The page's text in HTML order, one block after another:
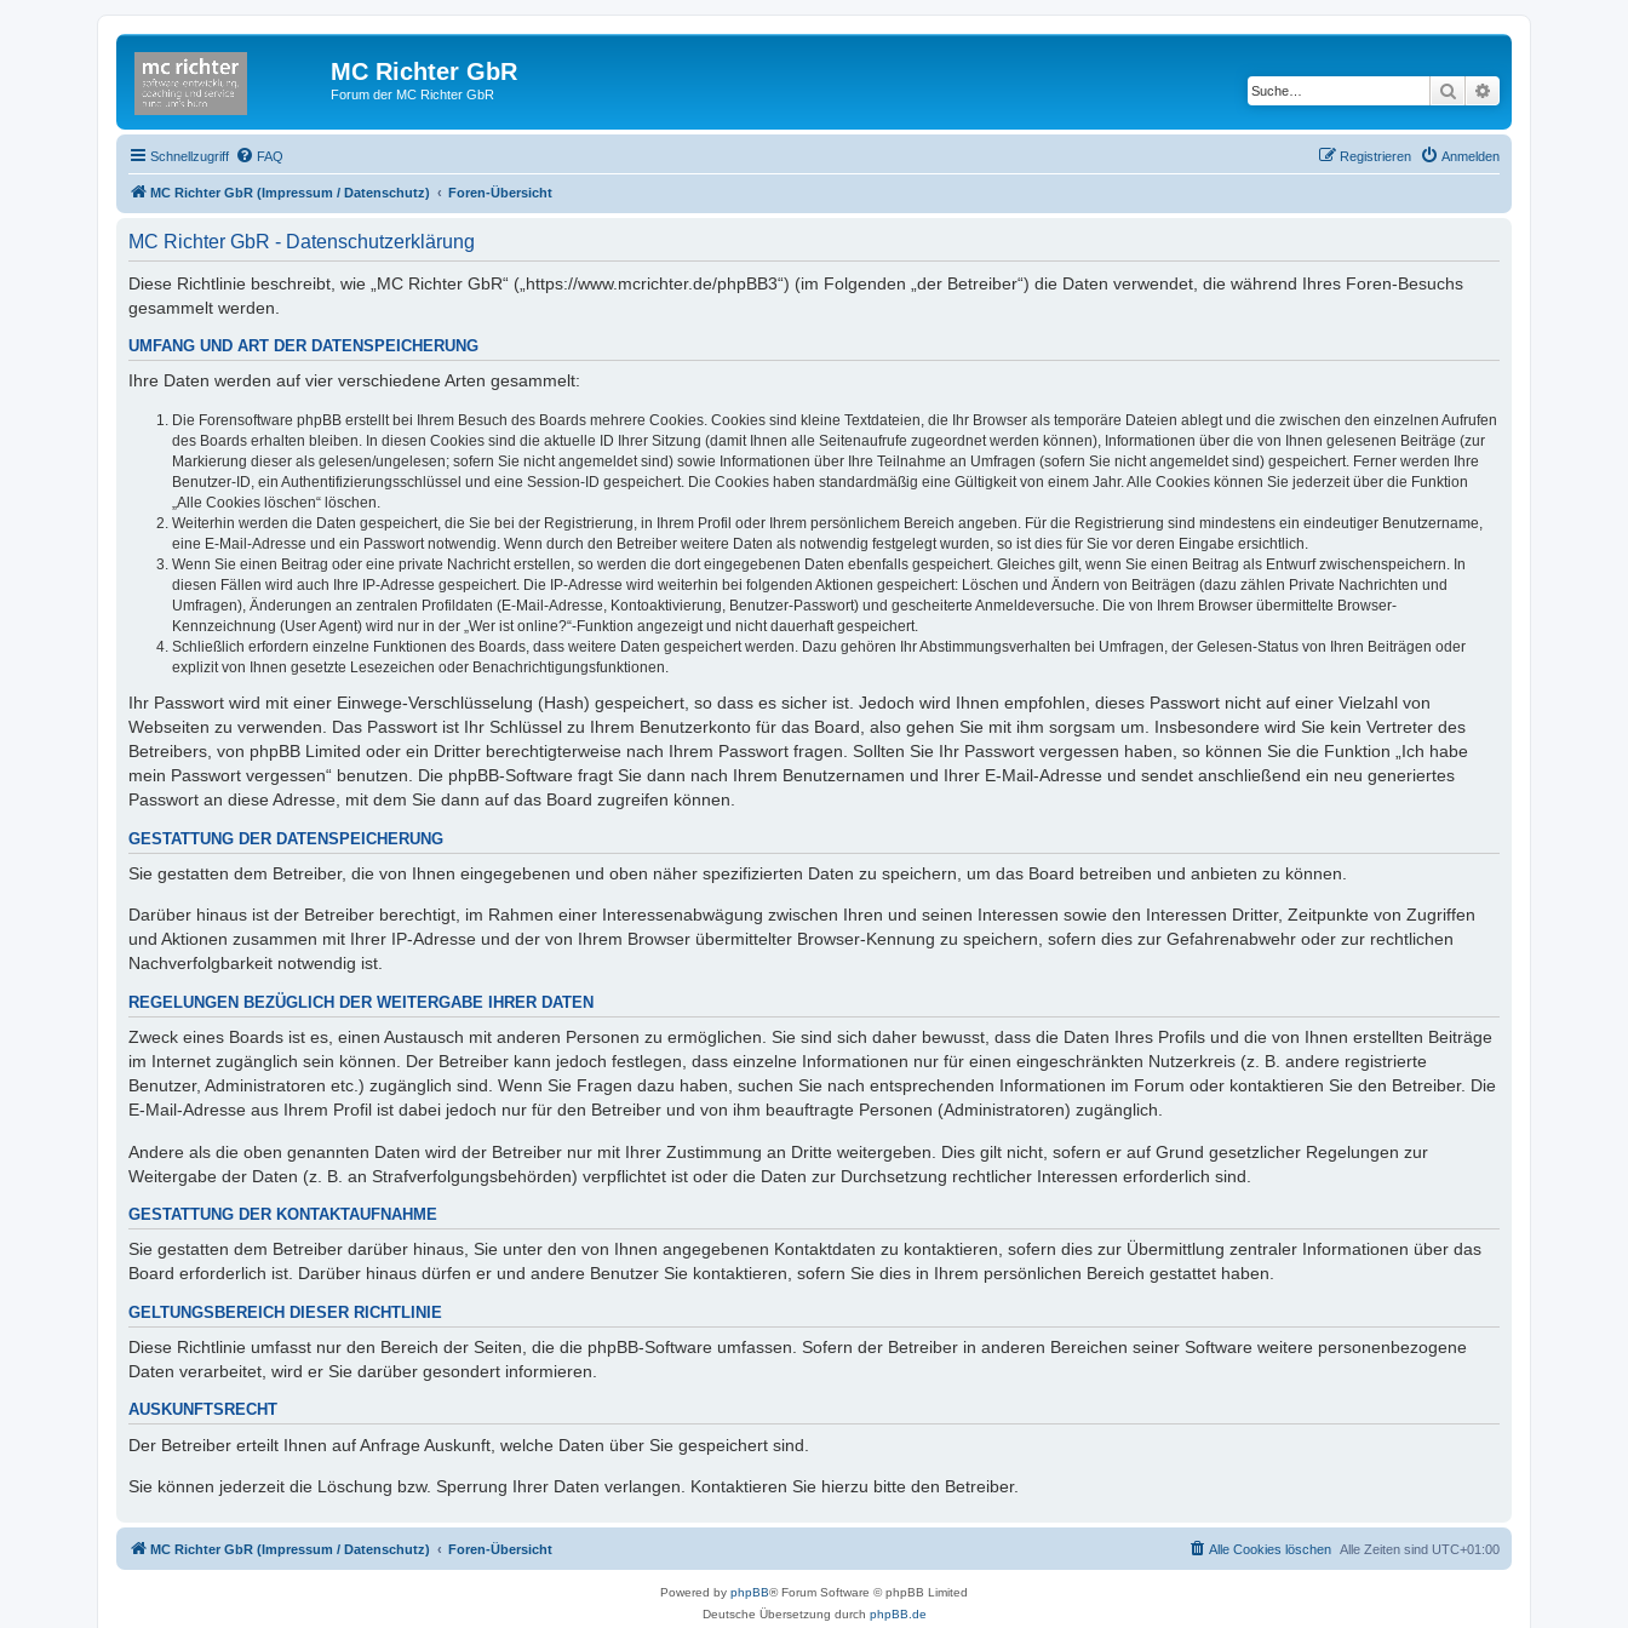
MC Richter GbR
Forum der MC Richter GbR Suche
Schnellzugriff FAQ Anmelden
Registrieren
MC Richter GbR (Impressum / Datenschutz) Foren-Übersicht
MC Richter GbR - Datenschutzerklärung
Diese Richtlinie beschreibt, wie „MC Richter GbR“ („https://www.mcrichter.de/phpBB3“) (im Folgenden „der Betreiber“) die Daten verwendet, die während Ihres Foren-Besuchs
gesammelt werden.
UMFANG UND ART DER DATENSPEICHERUNG
Ihre Daten werden auf vier verschiedene Arten gesammelt:
Die Forensoftware phpBB erstellt bei Ihrem Besuch des Boards mehrere Cookies. Cookies sind kleine Textdateien, die Ihr Browser als temporäre Dateien ablegt und die zwischen den einzelnen Aufrufen
des Boards erhalten bleiben. In diesen Cookies sind die aktuelle ID Ihrer Sitzung (damit Ihnen alle Seitenaufrufe zugeordnet werden können), Informationen über die von Ihnen gelesenen Beiträge (zur
Markierung dieser als gelesen/ungelesen; sofern Sie nicht angemeldet sind) sowie Informationen über Ihre Teilnahme an Umfragen (sofern Sie nicht angemeldet sind) gespeichert. Ferner werden Ihre
Benutzer-ID, ein Authentifizierungsschlüssel und eine Session-ID gespeichert. Die Cookies haben standardmäßig eine Gültigkeit von einem Jahr. Alle Cookies können Sie jederzeit über die Funktion
„Alle Cookies löschen“ löschen.
Weiterhin werden die Daten gespeichert, die Sie bei der Registrierung, in Ihrem Profil oder Ihrem persönlichem Bereich angeben. Für die Registrierung sind mindestens ein eindeutiger Benutzername,
eine E-Mail-Adresse und ein Passwort notwendig. Wenn durch den Betreiber weitere Daten als notwendig festgelegt wurden, so ist dies für Sie vor deren Eingabe ersichtlich.
Wenn Sie einen Beitrag oder eine private Nachricht erstellen, so werden die dort eingegebenen Daten ebenfalls gespeichert. Gleiches gilt, wenn Sie einen Beitrag als Entwurf zwischenspeichern. In
diesen Fällen wird auch Ihre IP-Adresse gespeichert. Die IP-Adresse wird weiterhin bei folgenden Aktionen gespeichert: Löschen und Ändern von Beiträgen (dazu zählen Private Nachrichten und
Umfragen), Änderungen an zentralen Profildaten (E-Mail-Adresse, Kontoaktivierung, Benutzer-Passwort) und gescheiterte Anmeldeversuche. Die von Ihrem Browser übermittelte Browser-
Kennzeichnung (User Agent) wird nur in der „Wer ist online?“-Funktion angezeigt und nicht dauerhaft gespeichert.
Schließlich erfordern einzelne Funktionen des Boards, dass weitere Daten gespeichert werden. Dazu gehören Ihr Abstimmungsverhalten bei Umfragen, der Gelesen-Status von Ihren Beiträgen oder
explizit von Ihnen gesetzte Lesezeichen oder Benachrichtigungsfunktionen.
Ihr Passwort wird mit einer Einwege-Verschlüsselung (Hash) gespeichert, so dass es sicher ist. Jedoch wird Ihnen empfohlen, dieses Passwort nicht auf einer Vielzahl von
Webseiten zu verwenden. Das Passwort ist Ihr Schlüssel zu Ihrem Benutzerkonto für das Board, also gehen Sie mit ihm sorgsam um. Insbesondere wird Sie kein Vertreter des
Betreibers, von phpBB Limited oder ein Dritter berechtigterweise nach Ihrem Passwort fragen. Sollten Sie Ihr Passwort vergessen haben, so können Sie die Funktion „Ich habe
mein Passwort vergessen“ benutzen. Die phpBB-Software fragt Sie dann nach Ihrem Benutzernamen und Ihrer E-Mail-Adresse und sendet anschließend ein neu generiertes
Passwort an diese Adresse, mit dem Sie dann auf das Board zugreifen können.
GESTATTUNG DER DATENSPEICHERUNG
Sie gestatten dem Betreiber, die von Ihnen eingegebenen und oben näher spezifizierten Daten zu speichern, um das Board betreiben und anbieten zu können.
Darüber hinaus ist der Betreiber berechtigt, im Rahmen einer Interessenabwägung zwischen Ihren und seinen Interessen sowie den Interessen Dritter, Zeitpunkte von Zugriffen
und Aktionen zusammen mit Ihrer IP-Adresse und der von Ihrem Browser übermittelter Browser-Kennung zu speichern, sofern dies zur Gefahrenabwehr oder zur rechtlichen
Nachverfolgbarkeit notwendig ist.
REGELUNGEN BEZÜGLICH DER WEITERGABE IHRER DATEN
Zweck eines Boards ist es, einen Austausch mit anderen Personen zu ermöglichen. Sie sind sich daher bewusst, dass die Daten Ihres Profils und die von Ihnen erstellten Beiträge
im Internet zugänglich sein können. Der Betreiber kann jedoch festlegen, dass einzelne Informationen nur für einen eingeschränkten Nutzerkreis (z. B. andere registrierte
Benutzer, Administratoren etc.) zugänglich sind. Wenn Sie Fragen dazu haben, suchen Sie nach entsprechenden Informationen im Forum oder kontaktieren Sie den Betreiber. Die
E-Mail-Adresse aus Ihrem Profil ist dabei jedoch nur für den Betreiber und von ihm beauftragte Personen (Administratoren) zugänglich.
Andere als die oben genannten Daten wird der Betreiber nur mit Ihrer Zustimmung an Dritte weitergeben. Dies gilt nicht, sofern er auf Grund gesetzlicher Regelungen zur
Weitergabe der Daten (z. B. an Strafverfolgungsbehörden) verpflichtet ist oder die Daten zur Durchsetzung rechtlicher Interessen erforderlich sind.
GESTATTUNG DER KONTAKTAUFNAHME
Sie gestatten dem Betreiber darüber hinaus, Sie unter den von Ihnen angegebenen Kontaktdaten zu kontaktieren, sofern dies zur Übermittlung zentraler Informationen über das
Board erforderlich ist. Darüber hinaus dürfen er und andere Benutzer Sie kontaktieren, sofern Sie dies in Ihrem persönlichen Bereich gestattet haben.
GELTUNGSBEREICH DIESER RICHTLINIE
Diese Richtlinie umfasst nur den Bereich der Seiten, die die phpBB-Software umfassen. Sofern der Betreiber in anderen Bereichen seiner Software weitere personenbezogene
Daten verarbeitet, wird er Sie darüber gesondert informieren.
AUSKUNFTSRECHT
Der Betreiber erteilt Ihnen auf Anfrage Auskunft, welche Daten über Sie gespeichert sind.
Sie können jederzeit die Löschung bzw. Sperrung Ihrer Daten verlangen. Kontaktieren Sie hierzu bitte den Betreiber.
MC Richter GbR (Impressum / Datenschutz) Foren-Übersicht Alle Zeiten sind UTC+01:00
Alle Cookies löschen
Powered by phpBB® Forum Software © phpBB Limited
Deutsche Übersetzung durch phpBB.de